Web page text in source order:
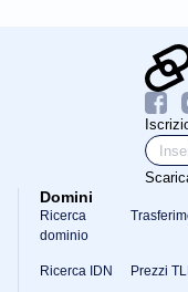
Domini
Ricerca
dominio
Ricerca IDN Prezzi